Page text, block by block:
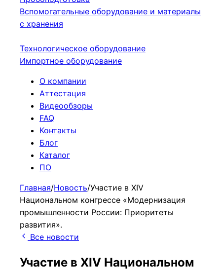
Вспомогательные оборудование и материалы
с хранения
Технологическое оборудование
Импортное оборудование
О компании
Аттестация
Видеообзоры
FAQ
Контакты
Блог
Каталог
ПО
Главная/Новость/Участие в XIV
Национальном конгрессе «Модернизация
промышленности России: Приоритеты
развития».
Все новости
Участие в XIV Национальном